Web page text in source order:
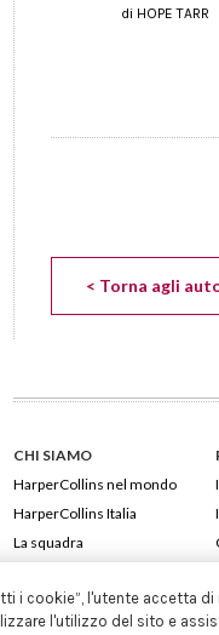
di HOPE TARR
< Torna agli
CHI SIAMO
HarperCollins nel mondo
HarperCollins Italia
La squadra
i cookie”, l'utente accetta
l'utilizzo del sito e